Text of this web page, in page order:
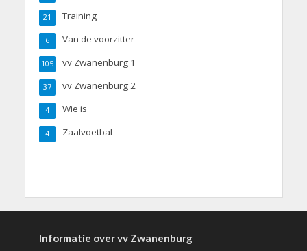
Training
21
Van de voorzitter
6
vv Zwanenburg 1
105
vv Zwanenburg 2
37
Wie is
4
Zaalvoetbal
4
Informatie over vv Zwanenburg